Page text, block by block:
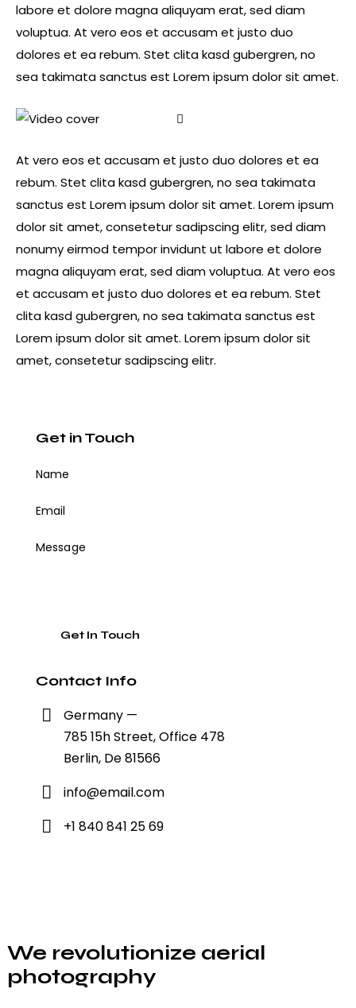
labore et dolore magna aliquyam erat, sed diam
voluptua. At vero eos et accusam et justo duo
dolores et ea rebum. Stet clita kasd gubergren, no
sea takimata sanctus est Lorem ipsum dolor sit amet.
At vero eos et accusam et justo duo dolores et ea
rebum. Stet clita kasd gubergren, no sea takimata
sanctus est Lorem ipsum dolor sit amet. Lorem ipsum
dolor sit amet, consetetur sadipscing elitr, sed diam
nonumy eirmod tempor invidunt ut labore et dolore
magna aliquyam erat, sed diam voluptua. At vero eos
et accusam et justo duo dolores et ea rebum. Stet
clita kasd gubergren, no sea takimata sanctus est
Lorem ipsum dolor sit amet. Lorem ipsum dolor sit
amet, consetetur sadipscing elitr.
Get in Touch
Contact Info
Germany —
785 15h Street, Office 478
Berlin, De 81566
info@email.com
+1 840 841 25 69
We revolutionize aerial
photography